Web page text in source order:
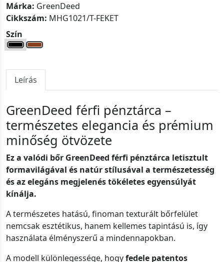
Márka: GreenDeed
Cikkszám: MHG1021/T-FEKET
Szín
Leírás
GreenDeed férfi pénztárca –
természetes elegancia és prémium
minőség ötvözete
Ez a valódi bőr GreenDeed férfi pénztárca letisztult
formavilágával és natúr stílusával a természetesség
és az elegáns megjelenés tökéletes egyensúlyát
kínálja.
A természetes hatású, finoman texturált bőrfelület
nemcsak esztétikus, hanem kellemes tapintású is, így
használata élményszerű a mindennapokban.
A modell különlegessége, hogyfedele patentos